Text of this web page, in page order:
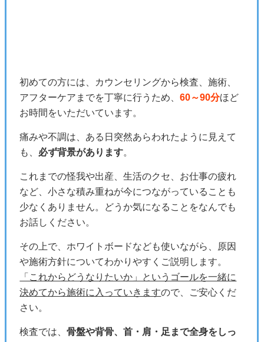
初めての方には、カウンセリングから検査、施術、
アフターケアまでを丁寧に行うため、60～90分ほど
お時間をいただいています。
痛みや不調は、ある日突然あらわれたように見えて
も、 必ず背景があります。
これまでの怪我や出産、生活のクセ、お仕事の疲れ
など、小さな積み重ねが今につながっていることも
少なくありません。どうか気になることをなんでも
お話しください。
その上で、ホワイトボードなども使いながら、原因
や施術方針についてわかりやすくご説明します。
「これからどうなりたいか」というゴールを一緒に
決めてから施術に入っていきますので、ご安心くだ
さい。
検査では、骨盤や背骨、首・肩・足まで全身をしっ